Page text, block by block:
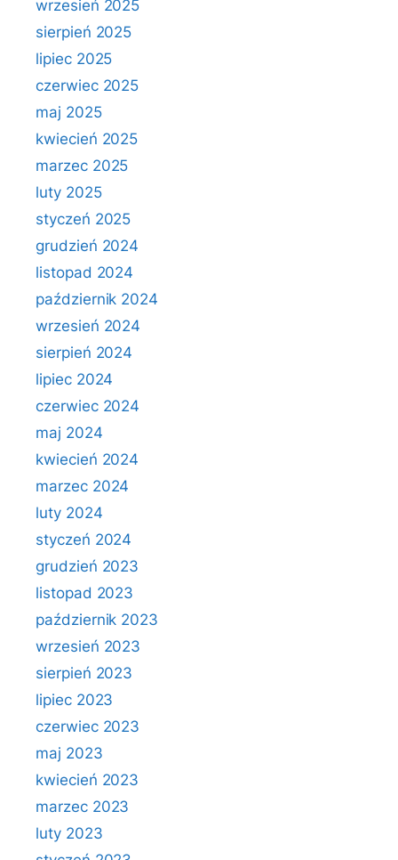
wrzesień 2025
sierpień 2025
lipiec 2025
czerwiec 2025
maj 2025
kwiecień 2025
marzec 2025
luty 2025
styczeń 2025
grudzień 2024
listopad 2024
październik 2024
wrzesień 2024
sierpień 2024
lipiec 2024
czerwiec 2024
maj 2024
kwiecień 2024
marzec 2024
luty 2024
styczeń 2024
grudzień 2023
listopad 2023
październik 2023
wrzesień 2023
sierpień 2023
lipiec 2023
czerwiec 2023
maj 2023
kwiecień 2023
marzec 2023
luty 2023